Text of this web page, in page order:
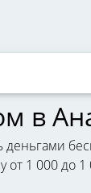
в
1 000 до